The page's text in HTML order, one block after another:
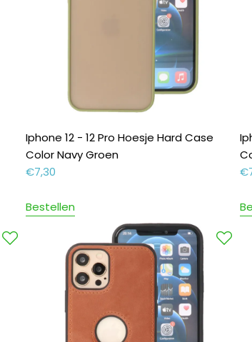
Iphone 12 - 12 Pro Hoesje Hard Case
Color Navy Groen
€7,30
Bestellen
€